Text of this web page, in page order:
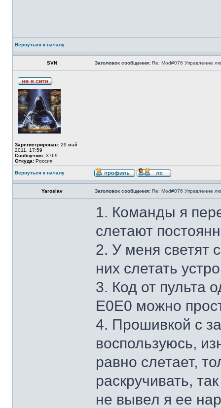
Вернуться к началу
SVN Заголовок сообщения: Re: Mod#076 Управление
Зарегистрирован: 29 май
2011, 17:59
Сообщения: 3769
Откуда: Россия
Вернуться к началу
Yaroslav Заголовок сообщения: Re: Mod#076 Управление
1. Команды я
слетают
2. У меня светят
них слетать
3. Код от пульта
E0E0 можно
4. Прошивкой с
воспользуюсь,
равно слетает,
раскручивать,
не вывел я ее